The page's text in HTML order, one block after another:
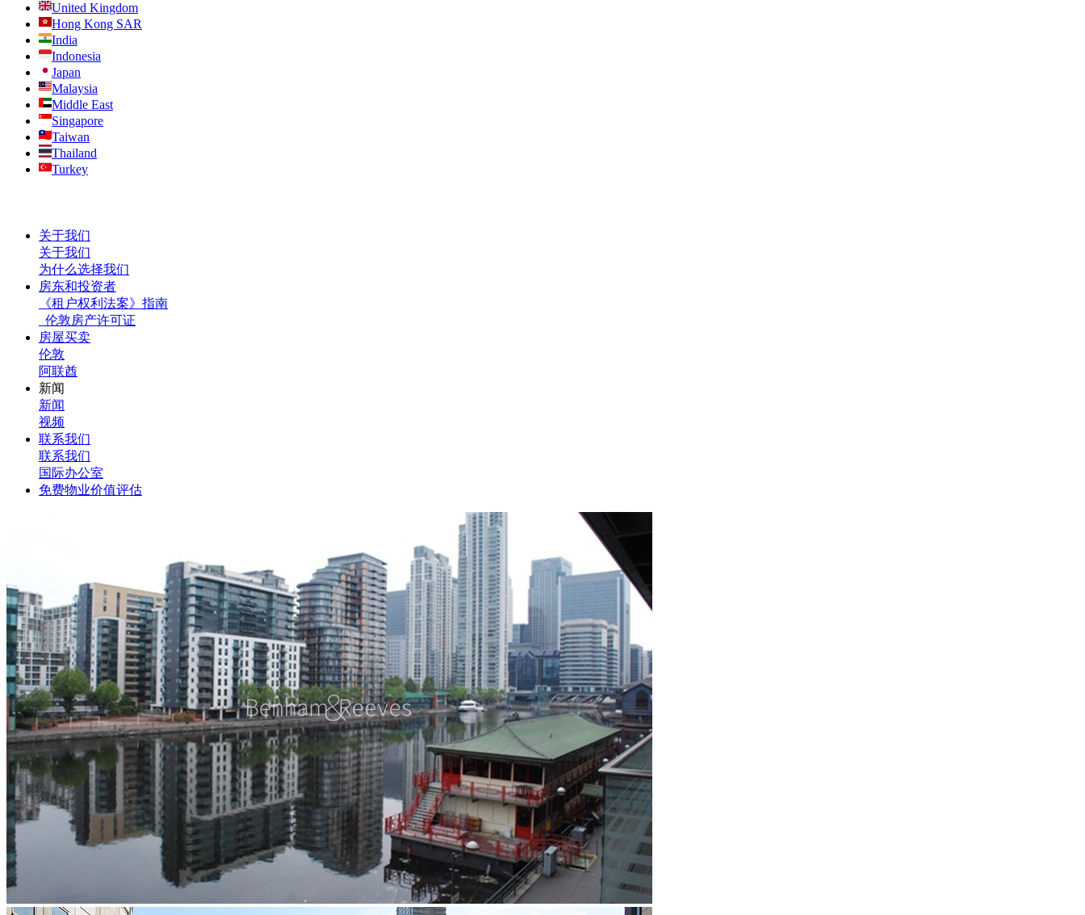
United Kingdom
Hong Kong SAR
India
Indonesia
Japan
Malaysia
Middle East
Singapore
Taiwan
Thailand
Turkey
关于我们
关于我们
为什么选择我们
房东和投资者
《租户权利法案》指南
伦敦房产许可证
房屋买卖
伦敦
阿联酋
新闻
新闻
视频
联系我们
联系我们
国际办公室
免费物业价值评估